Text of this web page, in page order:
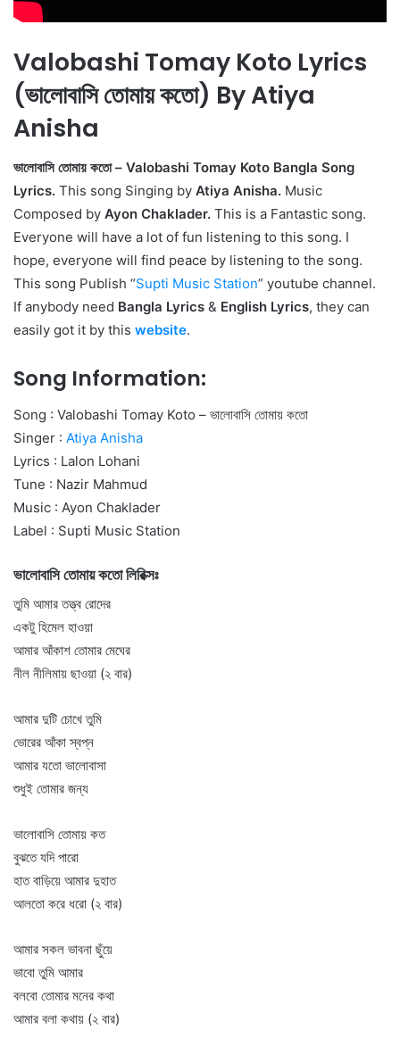
Valobashi Tomay Koto Lyrics
(ভালোবাসি তোমায় কতো) By Atiya
Anisha
ভালোবাসি তোমায় কতো – Valobashi Tomay Koto Bangla Song
Lyrics. This song Singing by Atiya Anisha. Music
Composed by Ayon Chaklader. This is a Fantastic song.
Everyone will have a lot of fun listening to this song. I
hope, everyone will find peace by listening to the song.
This song Publish “Supti Music Station” youtube channel.
If anybody need Bangla Lyrics & English Lyrics, they can
easily got it by this website.
Song Information:
Song : Valobashi Tomay Koto – ভালোবাসি তোমায় কতো
Singer : Atiya Anisha
Lyrics : Lalon Lohani
Tune : Nazir Mahmud
Music : Ayon Chaklader
Label : Supti Music Station
ভালোবাসি তোমায় কতো লিরিক্সঃ
তুমি আমার তত্ত্ব রোদের
একটু হিমেল হাওয়া
আমার আঁকাশ তোমার মেঘের
নীল নীলিমায় ছাওয়া (২ বার)
আমার দুটি চোখে তুমি
ভোরের আঁকা স্বপ্ন
আমার যতো ভালোবাসা
শুধুই তোমার জন্য
ভালোবাসি তোমায় কত
বুঝতে যদি পারো
হাত বাড়িয়ে আমার দুহাত
আলতো করে ধরো (২ বার)
আমার সকল ভাবনা ছুঁয়ে
ভাবো তুমি আমার
বলবো তোমার মনের কথা
আমার বলা কথায় (২ বার)